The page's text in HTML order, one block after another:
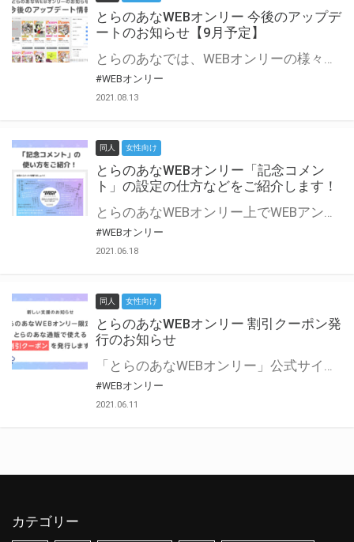
とらのあなWEBオンリー 今後のアップデ
ートのお知らせ【9月予定】
とらのあなでは、WEBオンリーの様々な支援を実施しています。 今回は2021年9月に実装を予定しているアップデート情報についてご紹介いたします。 とらのあなWEBオンリーサイトはこちら
#WEBオンリー
2021.08.13
同人 女性向け
とらのあなWEBオンリー「記念コメン
ト」の設定の仕方などをご紹介します！
とらのあなWEBオンリー上でWEBアンソロジーが作成できる「記念コメント」について、その使い方や作成手順を解説します！ 支援タイプを「サークル参加型」「サークル参加型・マルシェ(イベント会場)機能付き」でお申し込みいただいている主催者様はぜひご活用ください♪ とらのあなWEBオンリーサイトはこちら
#WEBオンリー
2021.06.18
同人 女性向け
とらのあなWEBオンリー 割引クーポン発
行のお知らせ
「とらのあなWEBオンリー」公式サイトでとらのあな通販の「割引クーポン」を配布中！ イベントごとに開催当日限定で使える割引クーポンのシリアルコードを発行します。 とらのあなWEBオンリーのページをチェックして、イベント当日にお得にお買い物を楽しみましょう♪ ※本キャンペーンは予告なく終了する場合がございます。 とらのあなWEBオンリーサイトはこちら
#WEBオンリー
2021.06.11
カテゴリー